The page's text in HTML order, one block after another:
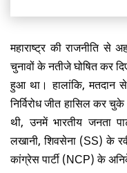
महाराष्ट्र की राजनीति
चुनावों के नतीजे घोषित कर
हुआ था। हालांकि, मतदान से
निर्विरोध जीत हासिल कर
थी, उनमें भारतीय जनता
लखानी, शिवसेना (SS) के
कांग्रेस पार्टी (NCP) के